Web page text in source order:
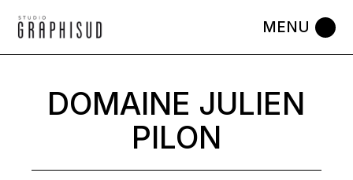
the
DOMAINE JULIEN
PILON